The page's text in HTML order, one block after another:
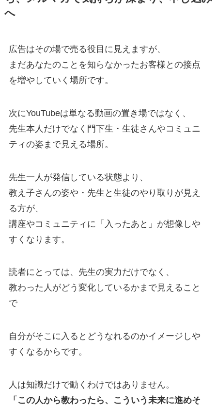
へ
広告はその場で売る役目に見えますが、
まだあなたのことを知らなかったお客様との接点
を増やしていく場所です。
次にYouTubeは単なる動画の置き場ではなく、
先生本人だけでなく門下生・生徒さんやコミュニ
ティの姿まで見える場所。
先生一人が発信している状態より、
教え子さんの姿や・先生と生徒のやり取りが見え
る方が、
講座やコミュニティに「入ったあと」が想像しや
すくなります。
読者にとっては、先生の実力だけでなく、
教わった人がどう変化しているかまで見えること
で
自分がそこに入るとどうなれるのかイメージしや
すくなるからです。
人は知識だけで動くわけではありません。
「この人から教わったら、こういう未来に進めそ